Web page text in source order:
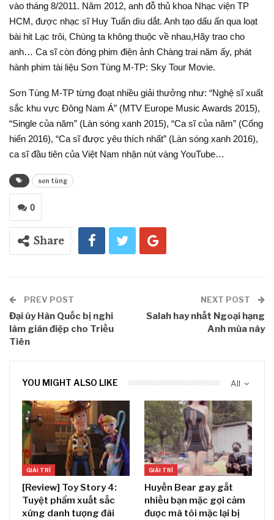
vào tháng 8/2011. Năm 2012, anh đỗ thủ khoa Nhạc viện TP
HCM, được nhạc sĩ Huy Tuấn dìu dắt. Anh tạo dấu ấn qua loạt
bài hit Lạc trôi, Chúng ta không thuộc về nhau,Hãy trao cho
anh… Ca sĩ còn đóng phim điện ảnh Chàng trai năm ấy, phát
hành phim tài liệu Sơn Tùng M-TP: Sky Tour Movie.
Sơn Tùng M-TP từng đoạt nhiều giải thưởng như: “Nghệ sĩ xuất
sắc khu vực Đông Nam Á” (MTV Europe Music Awards 2015),
“Single của năm” (Làn sóng xanh 2015), “Ca sĩ của năm” (Cống
hiến 2016), “Ca sĩ được yêu thích nhất” (Làn sóng xanh 2016),
ca sĩ đầu tiên của Việt Nam nhận nút vàng YouTube…
sơn tùng
0
Share
PREV POST
Đại úy Hàn Quốc bị nghi
làm gián điệp cho Triều
Tiên
NEXT POST
Salah hay nhất Ngoại hạng
Anh mùa này
All
YOU MIGHT ALSO LIKE
GIẢI TRÍ
[Review] Toy Story 4:
Tuyệt phẩm xuất sắc
xứng danh tượng đài
GIẢI TRÍ
Huyền Bear gay gắt
nhiều bạn mặc gợi cảm
được mà tôi mặc lại bị